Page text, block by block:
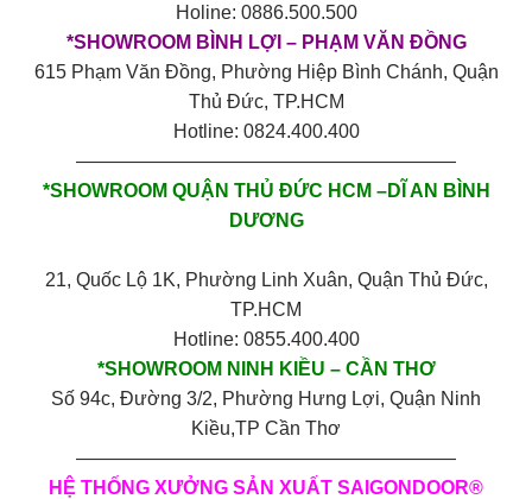
Holine: 0886.500.500
*SHOWROOM BÌNH LỢI – PHẠM VĂN ĐỒNG
615 Phạm Văn Đồng, Phường Hiệp Bình Chánh, Quận
Thủ Đức, TP.HCM
Hotline: 0824.400.400
————————————————————
*SHOWROOM QUẬN THỦ ĐỨC HCM –DĨ AN BÌNH
DƯƠNG
21, Quốc Lộ 1K, Phường Linh Xuân, Quận Thủ Đức,
TP.HCM
Hotline: 0855.400.400
*SHOWROOM NINH KIỀU – CẦN THƠ
Số 94c, Đường 3/2, Phường Hưng Lợi, Quận Ninh
Kiều,TP Cần Thơ
————————————————————
HỆ THỐNG XƯỞNG SẢN XUẤT SAIGONDOOR®